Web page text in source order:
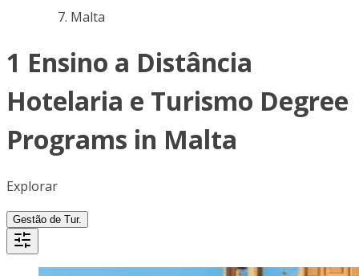
Malta
1 Ensino a Distância
Hotelaria e Turismo Degree
Programs in Malta
Explorar
Gestão de Tur.